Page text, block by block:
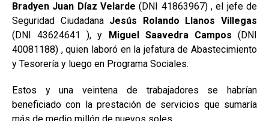
Bradyen Juan Díaz Velarde (DNI 41863967) , el jefe de
Seguridad Ciudadana Jesús Rolando Llanos Villegas
(DNI 43624641 ), y
Miguel Saavedra Campos(DNI
40081188) , quien laboró en la jefatura de Abastecimiento
y Tesorería y luego en Programa Sociales.
Estos y una veintena de trabajadores se habrían
beneficiado con la prestación de servicios que sumaría